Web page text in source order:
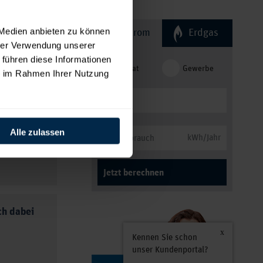
anbieten zu können
Verwendung unserer
diese Informationen
Rahmen Ihrer Nutzung
Alle zulassen
Kennen Sie schon
unser Kundenportal?
Was
in
dabei
Strom Erdgas
Privat Gewerbe
kWh/Jahr
Jetzt berechnen